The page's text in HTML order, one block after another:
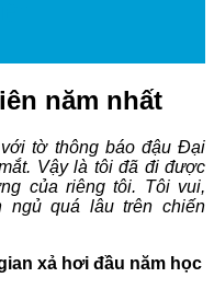
năm nhất
tờ thông báo đậu Đại
Vậy là tôi đã đi được
của riêng tôi. Tôi vui,
ngủ quá lâu trên chiến
xả hơi đầu năm học